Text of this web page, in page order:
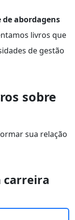
abordagens
livros que
de gestão
sobre
sua relação
carreira